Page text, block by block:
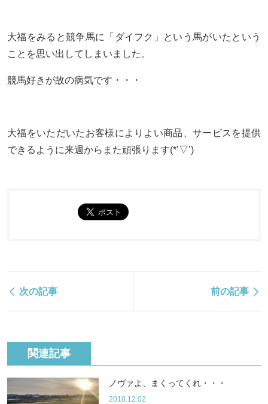
大福をみると競争馬に「ダイフク」という馬がいたという
ことを思い出してしまいました。
競馬好きが故の病気です・・・
大福をいただいたお客様によりよい商品、サービスを提供
できるように来週からまた頑張ります(*’▽’)
次の記事 前の記事
関連記事
ノヴァよ、まくってくれ・・・
2018.12.02